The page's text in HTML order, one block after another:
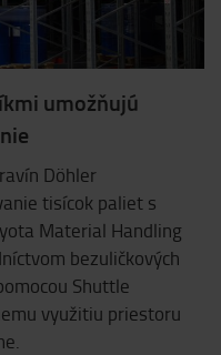
umožňujú
Döhler
tisícok paliet s
Material Handling
bezuličkových
Shuttle
využitiu priestoru